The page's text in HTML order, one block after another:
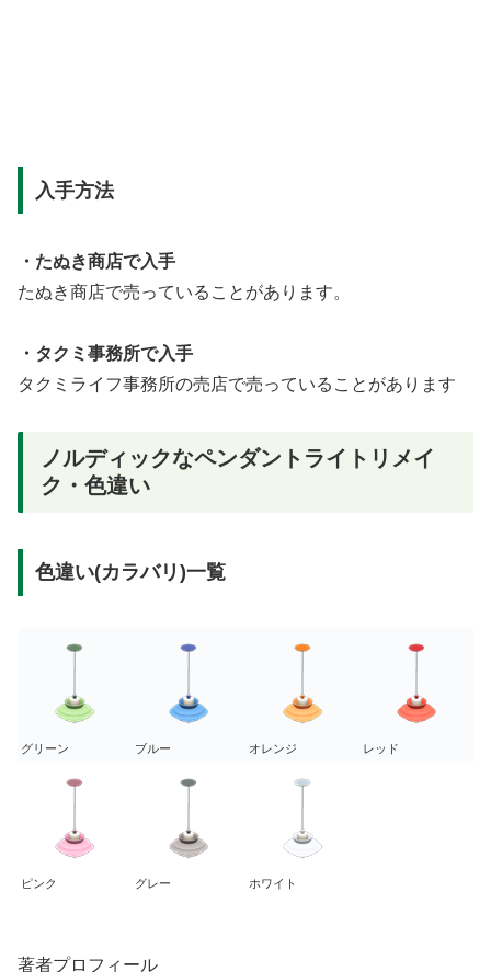
入手方法
・たぬき商店で入手
たぬき商店で売っていることがあります。
・タクミ事務所で入手
タクミライフ事務所の売店で売っていることがあります
ノルディックなペンダントライトリメイ
ク・色違い
色違い(カラバリ)一覧
グリーン ブルー オレンジ レッド
ピンク グレー ホワイト
著者プロフィール